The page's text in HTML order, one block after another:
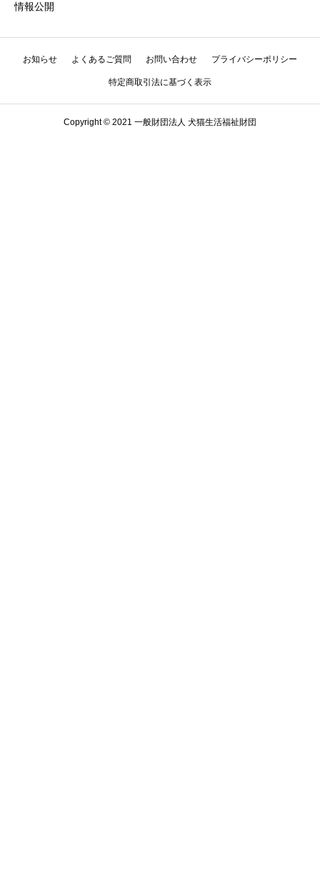
情報公開
お知らせ よくあるご質問 お問い合わせ プライバシーポリシー
特定商取引法に基づく表示
Copyright © 2021 一般財団法人 犬猫生活福祉財団